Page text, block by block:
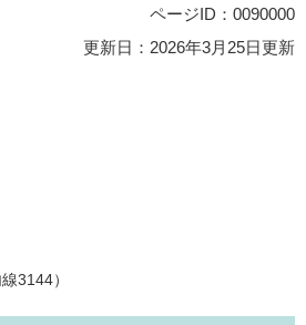
ページID：0090000
更新日：2026年3月25日更新
3144）